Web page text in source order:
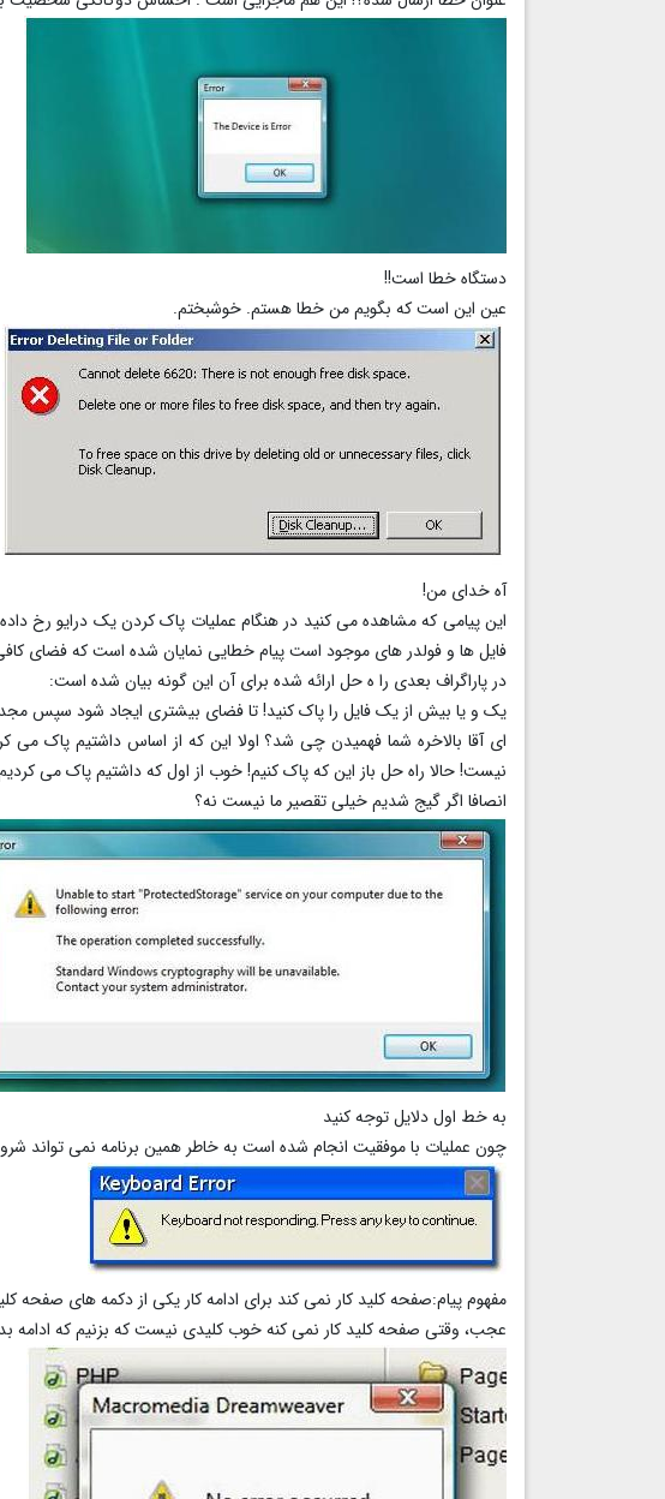
دستگاه خطا است!!
عین این است که بگویم من خطا هستم. خوشبختم.
آه خدای من!
این پیامی که مشاهده می کنید در هنگام عملیات پاک کردن یک درایو رخ
فایل ها و فولدر های موجود است پیام خطایی نمایان شده است که فضای
در پاراگراف بعدی را ه حل ارائه شده برای آن این گونه بیان شده است:
یک و یا بیش از یک فایل را پاک کنید! تا فضای بیشتری ایجاد شود سپس
ای آقا بالاخره شما فهمیدن چی شد؟ اولا این که از اساس داشتیم پاک می
نیست! حالا راه حل باز این که پاک کنیم! خوب از اول که داشتیم پاک می
انصافا اگر گیج شدیم خیلی تقصیر ما نیست نه؟
به خط اول دلایل توجه کنید
چون عملیات با موفقیت انجام شده است به خاطر همین برنامه نمی تواند
مفهوم پیام:صفحه کلید کار نمی کند برای ادامه کار یکی از دکمه های صفحه
عجب، وقتی صفحه کلید کار نمی کنه خوب کلیدی نیست که بزنیم که ادامه